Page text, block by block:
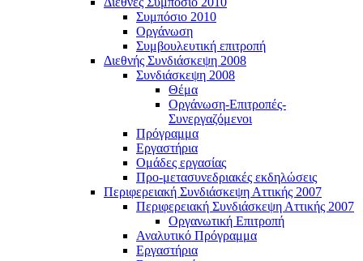
Συμπόσιο 2010
Οργάνωση
Συμβουλευτική επιτροπή
Διεθνής Συνδιάσκεψη 2008
Συνδιάσκεψη 2008
Θέμα
Οργάνωση-Επιτροπές-
Συνεργαζόμενοι
Πρόγραμμα
Εργαστήρια
Ομάδες εργασίας
Προ-μετασυνεδριακές εκδηλώσεις
Περιφερειακή Συνδιάσκεψη Αττικής 2007
Περιφερειακή Συνδιάσκεψη Αττικής 2007
Οργανωτική Επιτροπή
Αναλυτικό Πρόγραμμα
Εργαστήρια